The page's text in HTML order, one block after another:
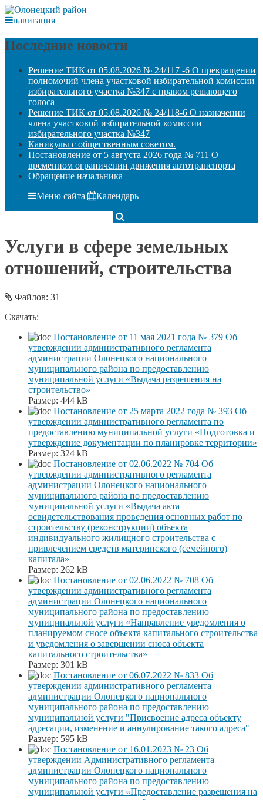
навигация
Последние новости
Решение ТИК от 05.08.2026 № 24/117 -6 О прекращении
полномочий члена участковой избирательной комиссии
избирательного участка №347 с правом решающего
голоса
Решение ТИК от 05.08.2026 № 24/118-6 О назначении
члена участковой избирательной комиссии
избирательного участка №347
Каникулы с общественным советом.
Постановление от 5 августа 2026 года № 711 О
временном ограничении движения автотранспорта
Обращение начальника
Меню сайта Календарь
Услуги в сфере земельных
отношений, строительства
Файлов: 31
Скачать:
Постановление от 11 мая 2021 года № 379 Об
утверждении административного регламента
администрации Олонецкого национального
муниципального района по предоставлению
муниципальной услуги «Выдача разрешения на
строительство»
Размер: 444 kB
Постановление от 25 марта 2022 года № 393 Об
утверждении административного регламента по
предоставлению муниципальной услуги «Подготовка и
утверждение документации по планировке территории»
Размер: 324 kB
Постановление от 02.06.2022 № 704 Об
утверждении административного регламента
администрации Олонецкого национального
муниципального района по предоставлению
муниципальной услуги «Выдача акта
освидетельствования проведения основных работ по
строительству (реконструкции) объекта
индивидуального жилищного строительства с
привлечением средств материнского (семейного)
капитала»
Размер: 262 kB
Постановление от 02.06.2022 № 708 Об
утверждении административного регламента
администрации Олонецкого национального
муниципального района по предоставлению
муниципальной услуги «Направление уведомления о
планируемом сносе объекта капитального строительства
и уведомления о завершении сноса объекта
капитального строительства»
Размер: 301 kB
Постановление от 06.07.2022 № 833 Об
утверждении административного регламента
администрации Олонецкого национального
муниципального района по предоставлению
муниципальной услуги "Присвоение адреса объекту
адресации, изменение и аннулирование такого адреса"
Размер: 595 kB
Постановление от 16.01.2023 № 23 Об
утверждении Административного регламента
администрации Олонецкого национального
муниципального района по предоставлению
муниципальной услуги «Предоставление разрешения на